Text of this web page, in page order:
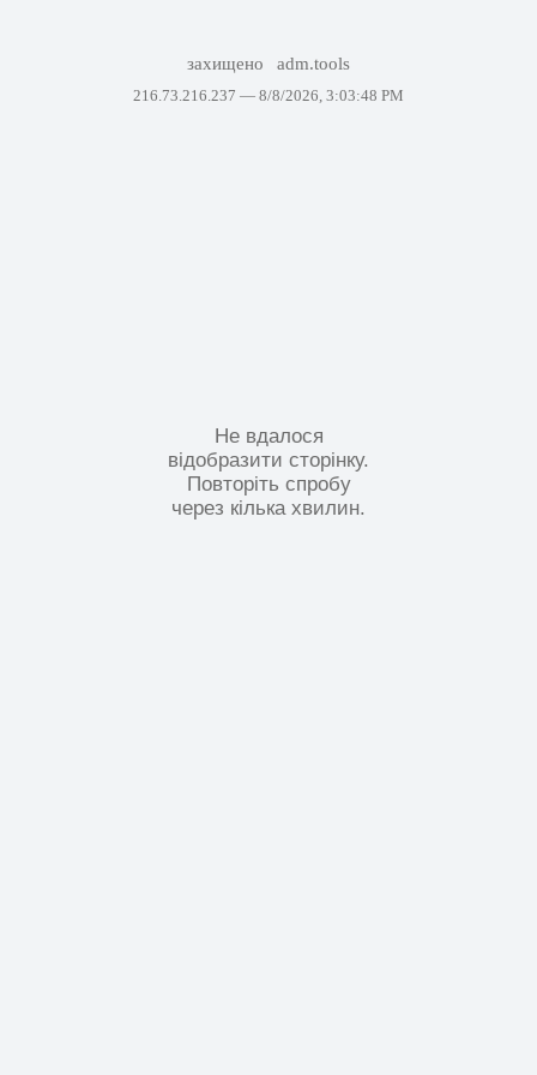
захищено adm.tools
216.73.216.237 — 8/8/2026, 3:03:48 PM
Не вдалося
відобразити сторінку.
Повторіть спробу
через кілька хвилин.